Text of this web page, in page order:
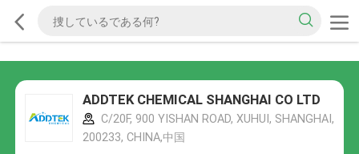
ADDTEK CHEMICAL SHANGHAI CO LTD
C/20F, 900 YISHAN ROAD, XUHUI, SHANGHAI,
200233, CHINA,中国